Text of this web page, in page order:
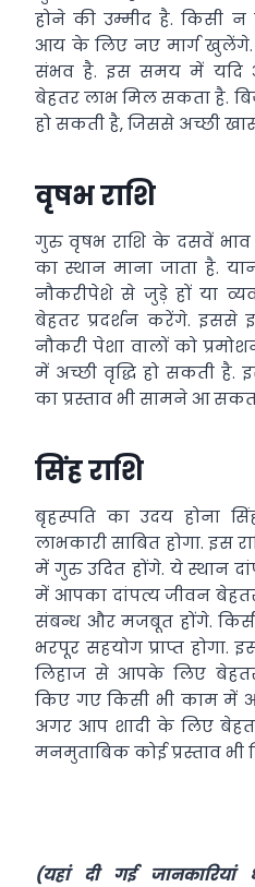
होने की उम्मीद है. किसी
आय के लिए नए मार्ग खुलेंगे.
संभव है. इस समय में यदि
बेहतर लाभ मिल सकता है.
हो सकती ​है, जिससे अच्छी
वृषभ राशि
गुरु वृषभ राशि के दसवें भाव
का स्थान माना जाता है.
नौकरीपेशे से जुड़े हों या
बेहतर प्रदर्शन करेंगे. इससे
नौकरी पेशा वालों को
में अच्छी वृद्धि हो सकती है.
का प्रस्ताव भी सामने आ
सिंह राशि
बृहस्पति का उदय होना
लाभकारी साबित होगा. इस
में गुरु उदित होंगे. ये स्थान
में आपका दांपत्य जीवन
संबन्ध और मजबूत होंगे.
भरपूर सहयोग प्राप्त
लिहाज से आपके लिए बेहतर
किए गए किसी भी काम में
अगर आप शादी के लिए
मनमुताबिक कोई प्रस्ताव
(यहां दी गई